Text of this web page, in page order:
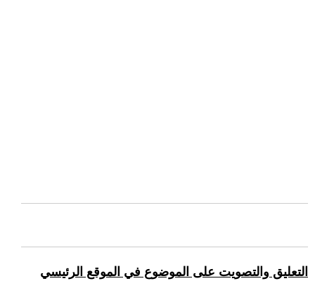
التعليق والتصويت على الموضوع في الموقع الرئيسي